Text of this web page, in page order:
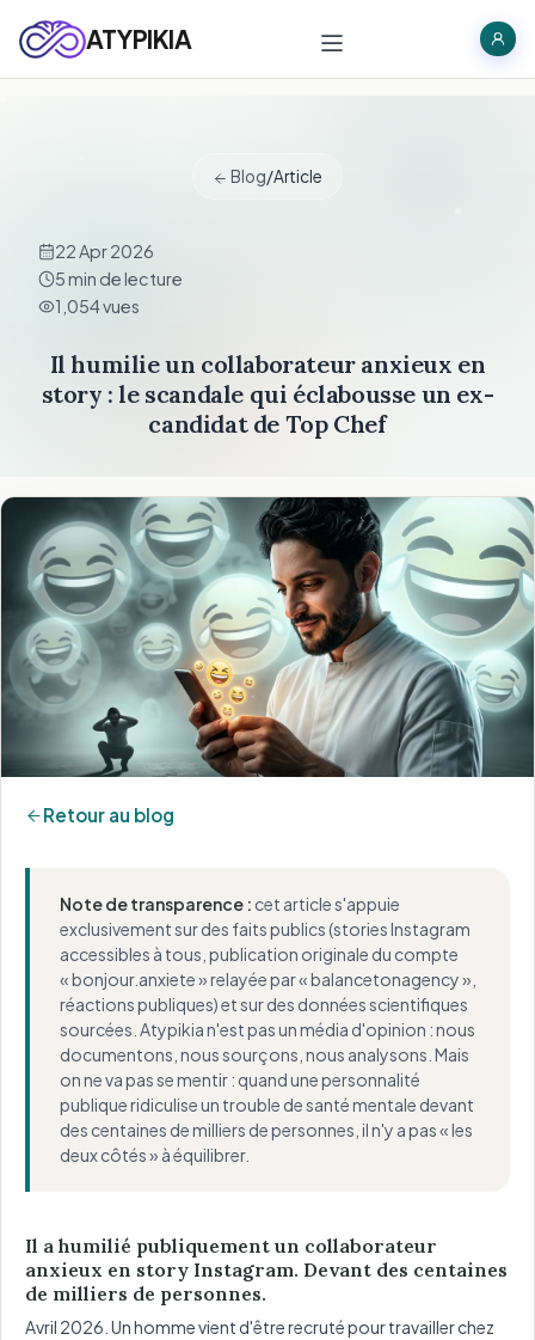
ATYPIKIA
Blog/Article
22 Apr 2026
5 min de lecture
1,054 vues
Il humilie un collaborateur anxieux en
story : le scandale qui éclabousse un ex-
candidat de Top Chef
Retour au blog
Note de transparence : cet article s'appuie
exclusivement sur des faits publics (stories Instagram
accessibles à tous, publication originale du compte
« bonjour.anxiete » relayée par « balancetonagency »,
réactions publiques) et sur des données scientifiques
sourcées. Atypikia n'est pas un média d'opinion : nous
documentons, nous sourçons, nous analysons. Mais
on ne va pas se mentir : quand une personnalité
publique ridiculise un trouble de santé mentale devant
des centaines de milliers de personnes, il n'y a pas « les
deux côtés » à équilibrer.
Il a humilié publiquement un collaborateur
anxieux en story Instagram. Devant des centaines
de milliers de personnes.
Avril 2026. Un homme vient d'être recruté pour travailler chez